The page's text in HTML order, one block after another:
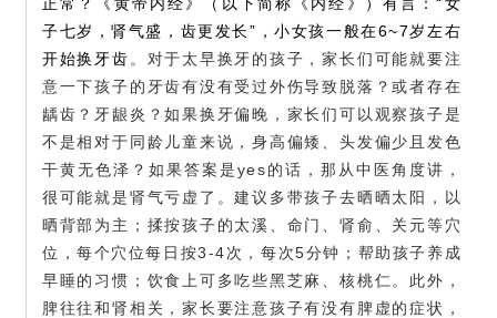
子七岁，肾气盛，齿更发长”，小女孩一般在6~7岁左右
开始换牙齿 。对于太早换牙的孩子，家长们可能就要注
意一下孩子的牙齿有没有受过外伤导致脱落？或者存在
龋齿？牙龈炎？如果换牙偏晚，家长们可以观察孩子是
不是相对于同龄儿童来说，身高偏矮、头发偏少且发色
干黄无色泽？如果答案是yes的话，那从中医角度讲，
很可能就是肾气亏虚了。建议多带孩子去晒晒太阳，以
晒背部为主；揉按孩子的太溪、命门、肾俞、关元等穴
位，每个穴位每日按3-4次，每次5分钟；帮助孩子养成
早睡的习惯；饮食上可多吃些黑芝麻、核桃仁。此外，
脾往往和肾相关，家长要注意孩子有没有脾虚的症状，